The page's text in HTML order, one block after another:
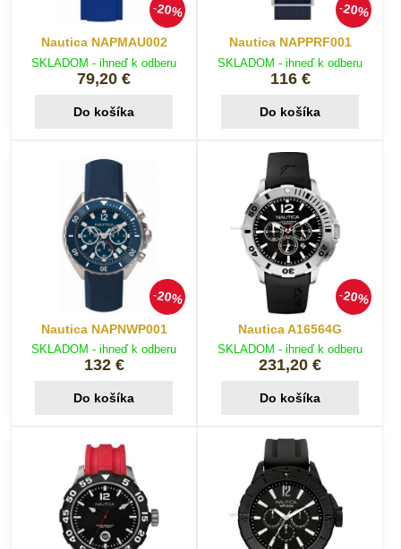
20%
Nautica NAPMAU002
SKLADOM - ihneď k odberu
79,20 €
Do košíka
20%
Nautica NAPPRF001
SKLADOM - ihneď k odberu
116 €
Do košíka
20%
Nautica NAPNWP001
SKLADOM - ihneď k odberu
132 €
Do košíka
20%
Nautica A16564G
SKLADOM - ihneď k odberu
231,20 €
Do košíka